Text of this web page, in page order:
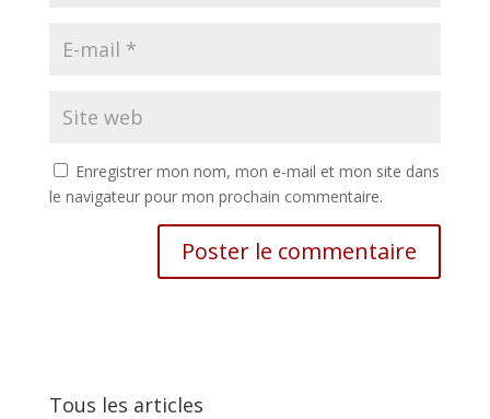
Enregistrer mon nom, mon e-mail et mon site dans
le navigateur pour mon prochain commentaire.
Tous les articles